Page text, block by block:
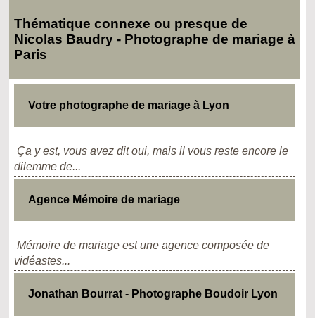
Thématique connexe ou presque de
Nicolas Baudry - Photographe de mariage à
Paris
Votre photographe de mariage à Lyon
Ça y est, vous avez dit oui, mais il vous reste encore le
dilemme de...
Agence Mémoire de mariage
Mémoire de mariage est une agence composée de
vidéastes...
Jonathan Bourrat - Photographe Boudoir Lyon